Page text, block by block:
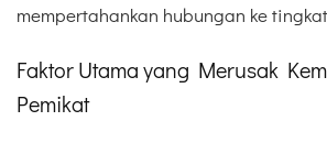
mempertahankan hubungan ke
Faktor Utama yang Merusak
Pemikat